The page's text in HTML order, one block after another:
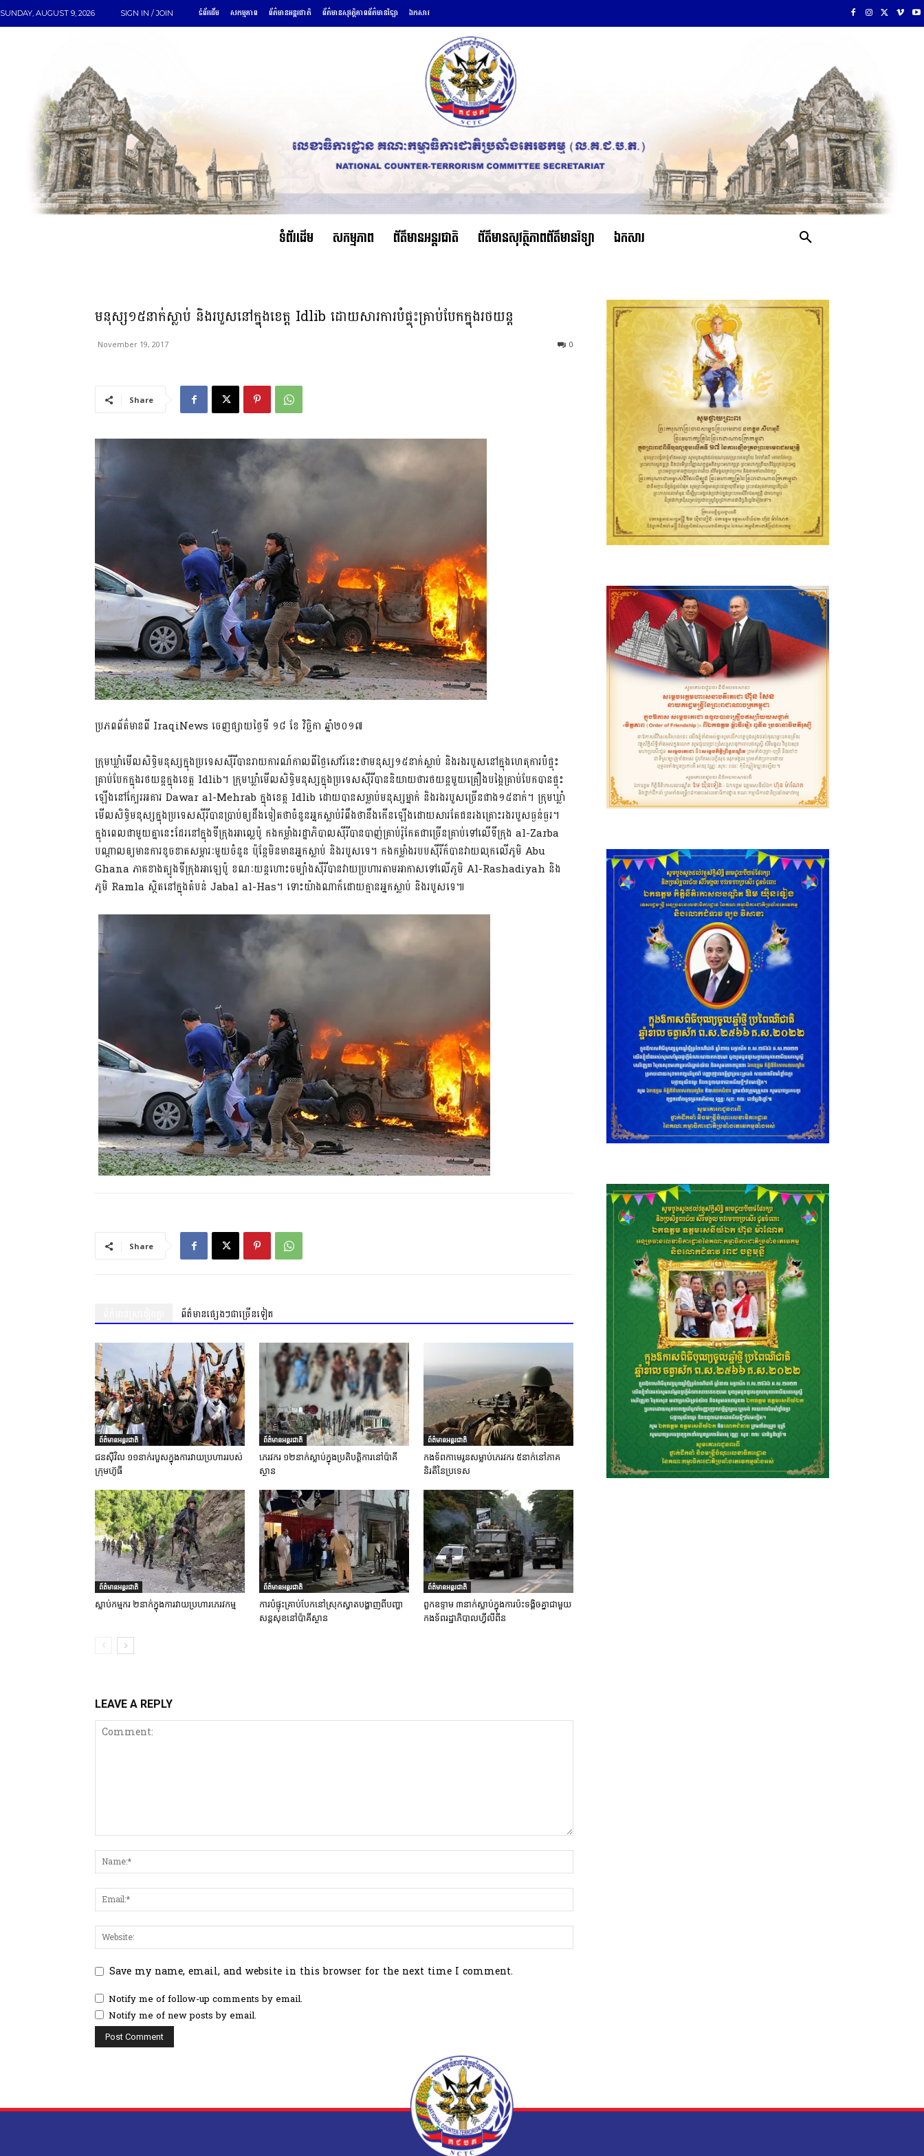
SUNDAY, AUGUST 9, 2026 SIGN IN / JOIN ទំព័រដើម សកម្មភាព ព័ត៌មានអន្តរជាតិ ព័ត៌មានសុវត្ថិភាពព័ត៌មានវិទ្យា ឯកសារ
ទំព័រដើម សកម្មភាព ព័ត៌មានអន្តរជាតិ ព័ត៌មានសុវត្ថិភាពព័ត៌មានវិទ្យា ឯកសារ
មនុស្ស១៥នាក់ស្លាប់​ និងរបួសនៅក្នុងខេត្ត Idlib ដោយសារការបំផ្ទុះគ្រាប់បែកក្នុងរថយន្ត
November 19, 2017 0
Share
ប្រភពព័ត៌មានពី IraqiNews ចេញផ្សាយថ្ងៃទី ១៨ ខែ វិច្ឆិកា ឆ្នាំ២០១៧
ក្រុមឃ្លាំមើលសិទិ្ធមនុស្សក្នុងប្រទេសស៊ីរីបានរាយការណ៍កាលពីថ្ងៃសៅរ៍នេះថាមនុស្ស១៥នាក់ស្លាប់ និងរងរបួសនៅក្នុងហេតុការបំផ្ទុះ
គ្រាប់បែកក្នុងរថយន្តក្នុងខេត្ត Idlib។ ក្រុមឃ្លាំមើលសិទិ្ធមនុស្សក្នុងប្រទេសស៊ីរីបាននិយាយថារថយន្តមួយគ្រឿងបង្កៃគ្រាប់បែកបានផ្ទុះ
ឡើងនៅក្បែរអគារ Dawar al-Mehrab ក្នុងខេត្ត Idlib ដោយបានសម្លាប់មនុស្សម្នាក់ និងរងរបួសច្រើនជាង១៥នាក់។ ក្រុមឃ្លាំ
មើលសិទិ្ធមនុស្សក្នុងប្រទេសស៊ីរីបានប្រាប់ឲ្យដឹងទៀតថាចំនួនអ្នកស្លាប់រំពឹងថានឹងកើនឡើងដោយសារតែជនរងគ្រោះរងរបួសធ្ងន់ធ្ងរ។
ក្នុងពេលជាមួយគ្នានេះដែរនៅក្នុងទីក្រុងអាល្លេប៉ូ កងកម្លាំងរដ្ឋាភិបាលស៊ីរីបានបាញ់គ្រាប់រ៉ូកែតជាច្រើនគ្រាប់ទៅលើទីក្រុង al-Zarba
បណ្តាលឲ្យមានការខូចខាតសម្ភារៈមួយចំនួន ប៉ុន្តែមិនមានអ្នកស្លាប់ និងរបួសទេ។ កងកម្លាំងរបបស៊ីរីក៏បានវាយលុកលើភូមិ Abu
Ghana ភាគខាងត្បូងទីក្រុងអាឡេប៉ូ ខណៈយន្តហោះចម្បាំងស៊ីរីបានវាយប្រហារតាមអាកាសទៅលើភូមិ Al-Rashadiyah និង
ភូមិ Ramla ស្ថិតនៅក្នុងតំបន់ Jabal al-Has។ ទោះយ៉ាងណាក៏ដោយគ្មានអ្នកស្លាប់ និងរបួសទេ៕
Share
ព័ត៌មានផ្សេងៗជាច្រើនទៀត
ព័ត៌មានអន្តរជាតិ
ជនស៊ីវិល ១១នាក់របួសក្នុងការវាយប្រហាររបស់
ក្រុមហ៊ូធី
ព័ត៌មានអន្តរជាតិ
ភេរវករ ១២នាក់ស្លាប់ក្នុងប្រតិបត្តិការនៅប៉ាគី
ស្ថាន
ព័ត៌មានអន្តរជាតិ
កងទ័ពកាមេរូនសម្លាប់ភេរវករ ៥នាក់នៅភាគ
និរតីនៃប្រទេស
ព័ត៌មានអន្តរជាតិ
ស្លាប់កម្មករ ២នាក់ក្នុងការវាយប្រហារភេរវកម្ម
ព័ត៌មានអន្តរជាតិ
ការបំផ្ទុះគ្រាប់បែកនៅស្រុកស្វាតបង្ហាញពីបញ្ហា
សន្តសុខនៅប៉ាគីស្ថាន
ព័ត៌មានអន្តរជាតិ
ពួកឧទ្ទាម ៣នាក់ស្លាប់ក្នុងការប៉ះទង្គិចគ្នាជាមួយ
កងទ័ពរដ្ឋាភិបាលហ្វីលីពីន
LEAVE A REPLY
Save my name, email, and website in this browser for the next time I comment.
Notify me of follow-up comments by email.
Notify me of new posts by email.